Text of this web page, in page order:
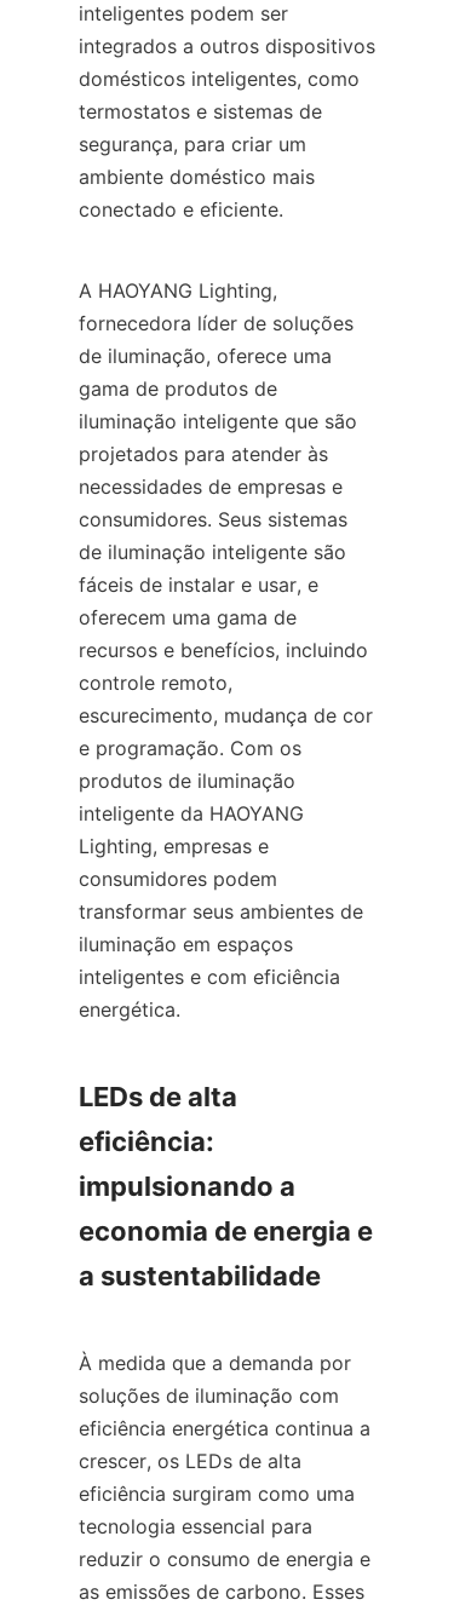
inteligentes podem ser
integrados a outros dispositivos
domésticos inteligentes, como
termostatos e sistemas de
segurança, para criar um
ambiente doméstico mais
conectado e eficiente.
A HAOYANG Lighting,
fornecedora líder de soluções
de iluminação, oferece uma
gama de produtos de
iluminação inteligente que são
projetados para atender às
necessidades de empresas e
consumidores. Seus sistemas
de iluminação inteligente são
fáceis de instalar e usar, e
oferecem uma gama de
recursos e benefícios, incluindo
controle remoto,
escurecimento, mudança de cor
e programação. Com os
produtos de iluminação
inteligente da HAOYANG
Lighting, empresas e
consumidores podem
transformar seus ambientes de
iluminação em espaços
inteligentes e com eficiência
energética.
LEDs de alta
eficiência:
impulsionando a
economia de energia e
a sustentabilidade
À medida que a demanda por
soluções de iluminação com
eficiência energética continua a
crescer, os LEDs de alta
eficiência surgiram como uma
tecnologia essencial para
reduzir o consumo de energia e
as emissões de carbono. Esses